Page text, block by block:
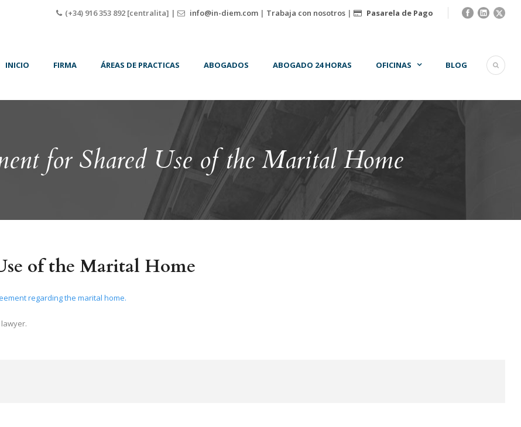
(+34) 916 353 892 [centralita] | info@in-diem.com | Trabaja con nosotros | Pasarela de Pago
INICIO FIRMA ÁREAS DE PRACTICAS ABOGADOS ABOGADO 24 HORAS OFICINAS BLOG
for Shared Use of the Marital Home
of the Marital Home